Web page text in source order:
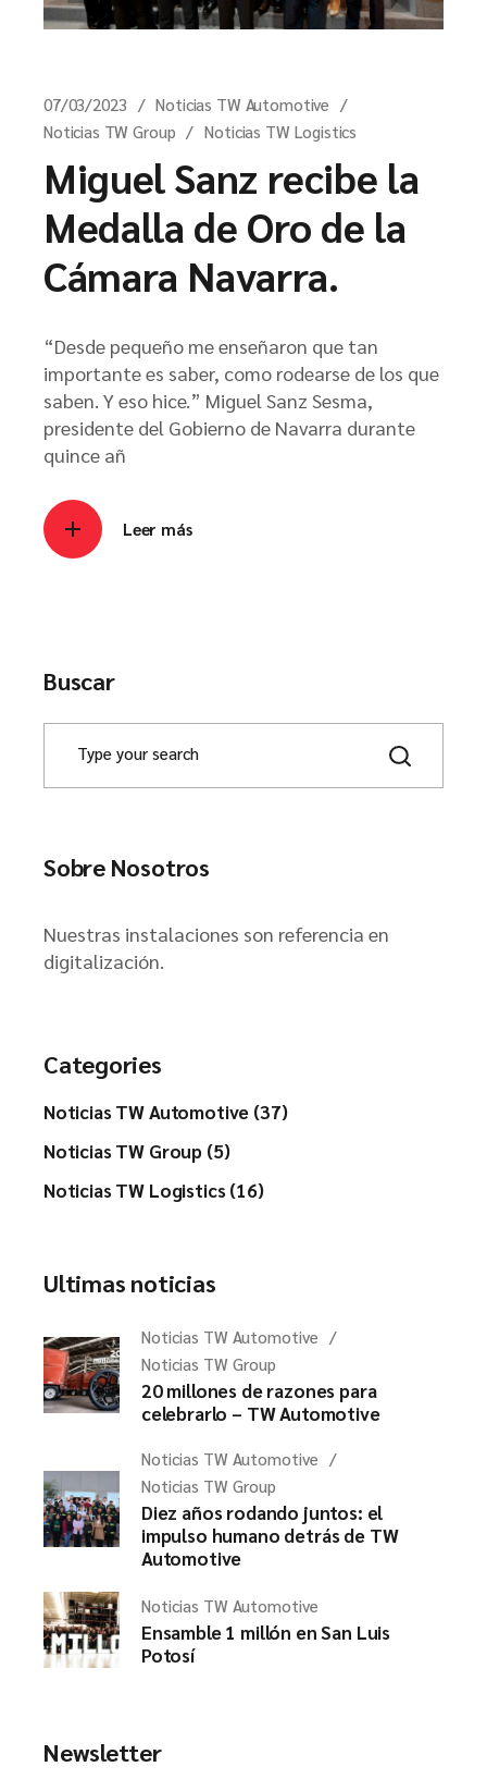
07/03/2023
Noticias TW Automotive
Noticias TW Group
Noticias TW Logistics
Miguel Sanz recibe la
Medalla de Oro de la
Cámara Navarra.
“Desde pequeño me enseñaron que tan
importante es saber, como rodearse de los que
saben. Y eso hice.” Miguel Sanz Sesma,
presidente del Gobierno de Navarra durante
quince añ
Leer más
Buscar
Sobre Nosotros
Nuestras instalaciones son referencia en
digitalización.
Categories
Noticias TW Automotive (37)
Noticias TW Group (5)
Noticias TW Logistics (16)
Ultimas noticias
Noticias TW Automotive
Noticias TW Group
20 millones de razones para
celebrarlo – TW Automotive
Noticias TW Automotive
Noticias TW Group
Diez años rodando juntos: el
impulso humano detrás de TW
Automotive
Noticias TW Automotive
Ensamble 1 millón en San Luis
Potosí
Newsletter